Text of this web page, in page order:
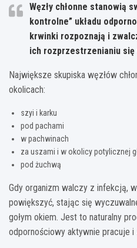
Węzły chłonne stanowią
kontrolne” układu
krwinki rozpoznają i
ich rozprzestrzenianiu
Największe skupiska węzłów
okolicach:
szyi i karku
pod pachami
w pachwinach
za uszami i w okolicy potylicznej
pod żuchwą
Gdy organizm walczy z infekcją,
powiększyć, stając się
gołym okiem. Jest to naturalny
odpornościowy aktywnie pracuje i